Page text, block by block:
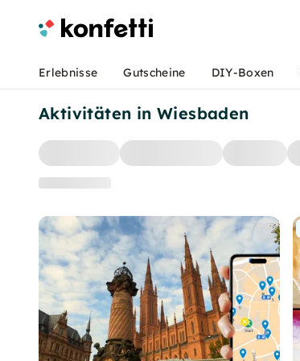
Aktivitäten in Wiesbaden
Erlebnisse Gutscheine DIY-Boxen